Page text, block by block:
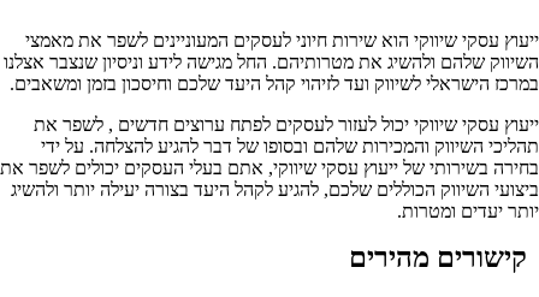
ייעוץ עסקי שיווקי הוא שירות חיוני לעסקים המעוניינים לשפר את מאמצי
השיווק שלהם ולהשיג את מטרותיהם. החל מגישה לידע וניסיון שנצבר אצלנו
במרכז הישראלי לשיווק ועד לזיהוי קהל היעד שלכם וחיסכון בזמן ומשאבים.
ייעוץ עסקי שיווקי יכול לעזור לעסקים לפתח ערוצים חדשים , לשפר את
תהליכי השיווק והמכירות שלהם ובסופו של דבר להגיע להצלחה. על ידי
בחירה בשירותי של ייעוץ עסקי שיווקי, אתם בעלי העסקים יכולים לשפר את
ביצועי השיווק הכוללים שלכם, להגיע לקהל היעד בצורה יעילה יותר ולהשיג
יותר יעדים ומטרות.
קישורים מהירים